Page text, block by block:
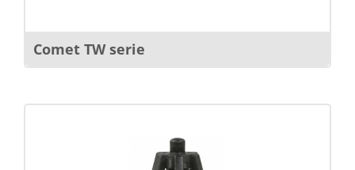
Comet TW serie